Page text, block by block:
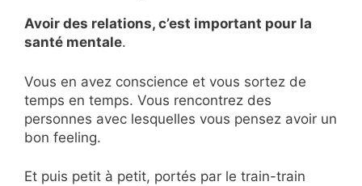
Avoir des relations, c’est important pour la
santé mentale.
Vous en avez conscience et vous sortez de
temps en temps. Vous rencontrez des
personnes avec lesquelles vous pensez avoir un
bon feeling.
Et puis petit à petit, portés par le train-train